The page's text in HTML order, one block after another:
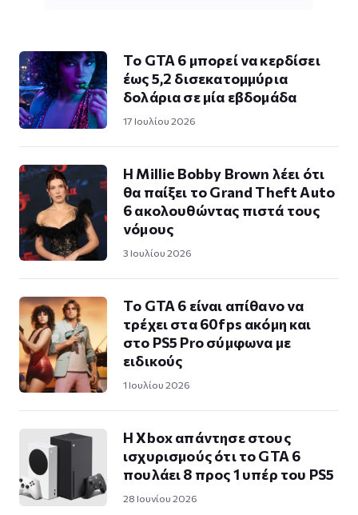
Το GTA 6 μπορεί να κερδίσει
έως 5,2 δισεκατομμύρια
δολάρια σε μία εβδομάδα
17 Ιουλίου 2026
Η Millie Bobby Brown λέει ότι
θα παίξει το Grand Theft Auto
6 ακολουθώντας πιστά τους
νόμους
3 Ιουλίου 2026
Το GTA 6 είναι απίθανο να
τρέχει στα 60fps ακόμη και
στο PS5 Pro σύμφωνα με
ειδικούς
1 Ιουλίου 2026
Η Xbox απάντησε στους
ισχυρισμούς ότι το GTA 6
πουλάει 8 προς 1 υπέρ του PS5
28 Ιουνίου 2026